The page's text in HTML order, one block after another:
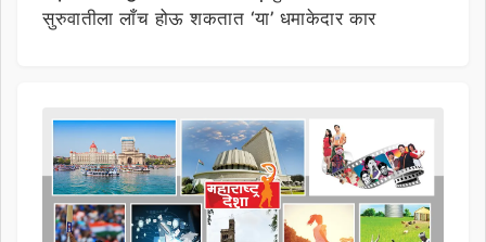
सुरुवातीला लाँच होऊ शकतात ‘या’ धमाकेदार कार